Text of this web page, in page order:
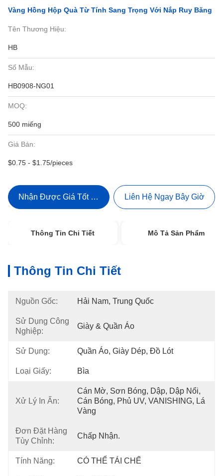
Vàng Hồng Hộp Quà Từ Tính Sang Trọng Với Nắp Ruy Băng
Tên Thương Hiệu:
HB
Số Mẫu:
HB0908-NG01
MOQ:
500 miếng
Giá Bán:
$0.75 - $1.75/pieces
Nhận Được Giá Tốt Nhất Liên Hệ Ngay Bây Giờ
Thông Tin Chi Tiết Mô Tả Sản Phẩm
Thông Tin Chi Tiết
Nguồn Gốc: Hải Nam, Trung Quốc
Sử Dụng Công
Nghiệp:
Giày & Quần Áo
Sử Dụng: Quần Áo, Giày Dép, Đồ Lót
Loại Giấy: Bìa
Xử Lý In Ấn:
Cán Mờ, Sơn Bóng, Dập, Dập Nổi,
Cán Bóng, Phủ UV, VANISHING, Lá
Vàng
Đơn Đặt Hàng
Tùy Chỉnh:
Chấp Nhận.
Tính Năng: CÓ THỂ TÁI CHẾ